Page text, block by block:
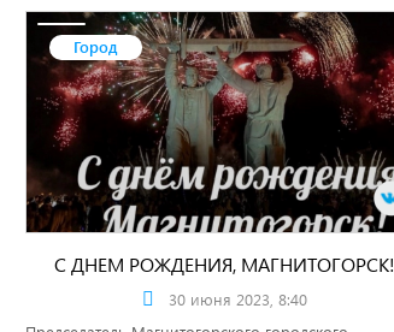
Город
С ДНЕМ РОЖДЕНИЯ, МАГНИТОГОРСК!
30 июня 2023, 8:40